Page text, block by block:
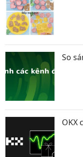
So
OKX